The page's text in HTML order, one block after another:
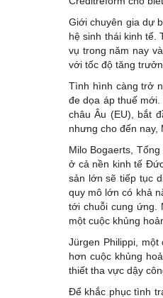
Giới chuyên gia dự
hệ sinh thái kinh tế.
vụ trong năm nay
với tốc độ tăng
Tình hình càng trở
đe dọa áp thuế
châu Âu (EU), bắt
nhưng cho đến nay,
Milo Bogaerts,
ở cả nền kinh tế
sản lớn sẽ tiếp tục
quy mô lớn có khả
tới chuỗi cung ứng.
một cuộc khủng
Jürgen Philippi,
hơn cuộc khủng
thiết tha vực dậy
Để khắc phục tình